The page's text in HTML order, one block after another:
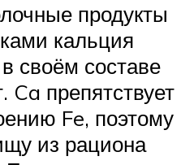
продукты
кальция
своём составе
Ca препятствует
Fe, поэтому
из рациона